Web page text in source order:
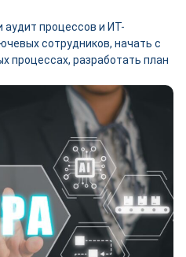
аудит процессов и ИТ-
сотрудников, начать с
процессах, разработать план